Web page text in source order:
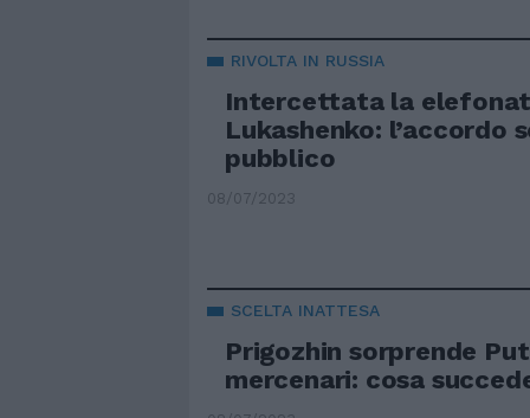
RIVOLTA IN RUSSIA
Intercettata la
Lukashenko: l’accordo
pubblico
08/07/2023
SCELTA INATTESA
Prigozhin sorprende
mercenari: cosa